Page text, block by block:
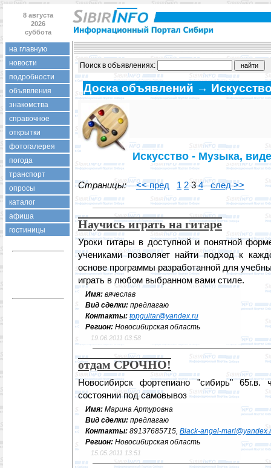
8 августа
2026
суббота
на главную
новости
подробности
объявления
знакомства
справочное
открытки
фотогалерея
погода
транспорт
опросы
каталог
афиша
гостиницы
Поиск в объявлениях:
Доска объявлений →
Искусство - Музыка,
Страницы: << пред 1 234 след >>
Научись играть на гитаре
Уроки гитары в доступной и понятной
учениками позволяет найти подход к
основе программы разработанной для
играть в любом выбранном вами стиле.
Имя: вячеслав
Вид сделки: предлагаю
Контакты: topguitar@yandex.ru
Регион: Новосибирская область
19.06.2011 03:58
отдам СРОЧНО!
Новосибирск фортепиано "сибирь"
состоянии под самовывоз
Имя: Марина Артуровна
Вид сделки: предлагаю
Контакты: 89137685715, Black-angel-
Регион: Новосибирская область
15.05.2011 13:51